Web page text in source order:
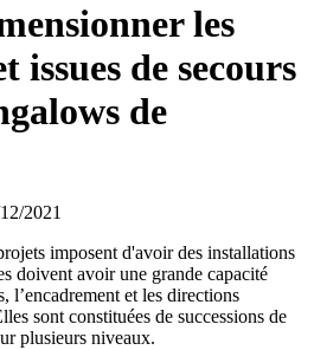
les
issues de secours
de
2021
imposent d'avoir des installations
doivent avoir une grande capacité
l’encadrement et les directions
sont constituées de successions de
plusieurs niveaux.